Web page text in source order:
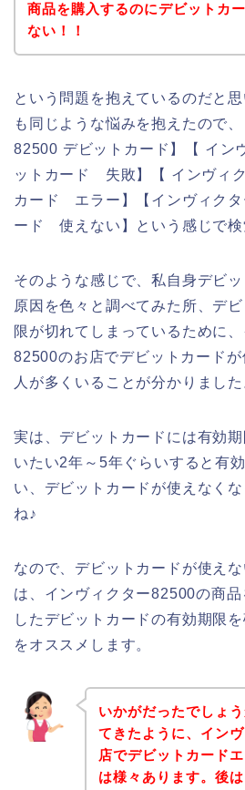
商品を購入するのにデビットカ
ない！！
という問題を抱えているのだと
も同じような悩みを抱えたので
82500 デビットカード】【 イン
ットカード 失敗】【 インヴィ
カード エラー】【インヴィク
ード 使えない】という感じで検
そのような感じで、私自身デビ
原因を色々と調べてみた所、デ
限が切れてしまっているために
82500のお店でデビットカード
人が多くいることが分かりました
実は、デビットカードには有効
いたい2年～5年ぐらいすると有
い、デビットカードが使えなく
ね♪
なので、デビットカードが使え
は、インヴィクター82500の商品
したデビットカードの有効期限
をオススメします。
いかがだったでしょ
てきたように、イン
店でデビットカード
は様々あります。後